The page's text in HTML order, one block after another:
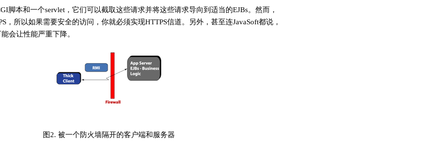
脚本和一个servlet，它们可以截取这些请求并将这些请求导向到适当的EJBs。然而，
，所以如果需要安全的访问，你就必须实现HTTPS信道。另外，甚至连JavaSoft都说，
会让性能严重下降。
图2. 被一个防火墙隔开的客户端和服务器